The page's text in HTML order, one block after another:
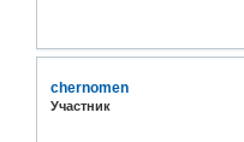
chernomen
Участник